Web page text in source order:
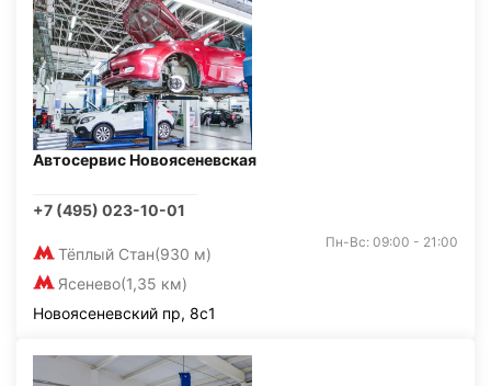
Автосервис Новоясеневская
+7 (495) 023-10-01
Тёплый Стан(930 м)
Ясенево(1,35 км)
Пн-Вс: 09:00 - 21:00
Новоясеневский пр, 8с1